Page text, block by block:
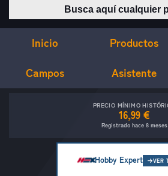
Buscar
Inicio Productos
Campos Asistente
PRECIO MÍNIMO
16,99 €
Registrado hace 8 meses
Hobby Expert VER